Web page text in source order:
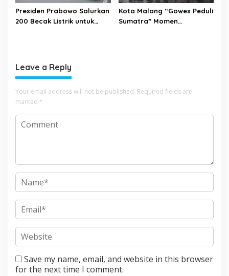
Presiden Prabowo Salurkan
200 Becak Listrik untuk
Kota Malang “Gowes Peduli
Sumatra” Momen
Leave a Reply
Your email address will not be published. Required fields are
marked *
Save my name, email, and website in this browser
for the next time I comment.